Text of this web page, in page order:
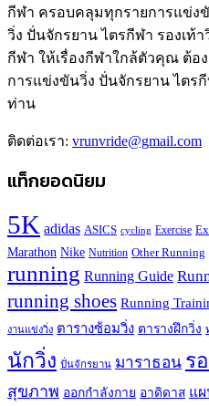
กีฬา ครอบคลุมทุกรายการแข่ง
วิ่ง ปั่นจักรยาน ไตรกีฬา รองเท้
กีฬา ให้เรื่องกีฬาใกล้ตัวคุณ ต้อ
การแข่งขันวิ่ง ปั่นจักรยาน ไต
ท่าน
ติดต่อเรา: vrunvride@gmail.com
แท็กยอดนิยม
5K adidas ASICS cycling Exercise
Marathon Nike Nutrition Other Running
running Running Guide
running shoes Running
งานแข่งวิ่ง ตารางซ้อมวิ่ง ตารางฝึกวิ่ง
นักวิ่ง ปั่นจักรยาน มาราธอน ร
สุขภาพ ออกกำลังกาย อาดิดาส แ